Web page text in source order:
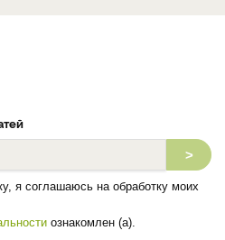
>
я соглашаюсь на обработку моих
ознакомлен (а).